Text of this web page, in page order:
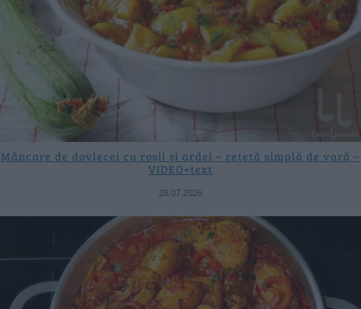
Mâncare de dovlecei cu roșii și ardei – rețetă simplă de vară –
VIDEO+text
28.07.2026